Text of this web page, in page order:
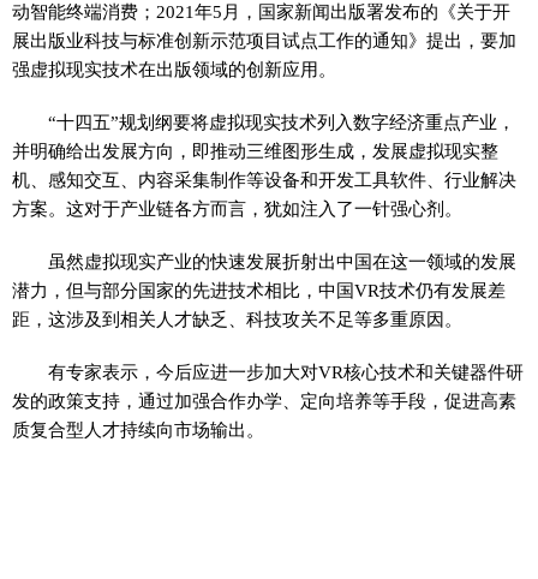
动智能终端消费；2021年5月，国家新闻出版署发布的《关于开
展出版业科技与标准创新示范项目试点工作的通知》提出，要加
强虚拟现实技术在出版领域的创新应用。
“十四五”规划纲要将虚拟现实技术列入数字经济重点产业，
并明确给出发展方向，即推动三维图形生成，发展虚拟现实整
机、感知交互、内容采集制作等设备和开发工具软件、行业解决
方案。这对于产业链各方而言，犹如注入了一针强心剂。
虽然虚拟现实产业的快速发展折射出中国在这一领域的发展
潜力，但与部分国家的先进技术相比，中国VR技术仍有发展差
距，这涉及到相关人才缺乏、科技攻关不足等多重原因。
有专家表示，今后应进一步加大对VR核心技术和关键器件研
发的政策支持，通过加强合作办学、定向培养等手段，促进高素
质复合型人才持续向市场输出。